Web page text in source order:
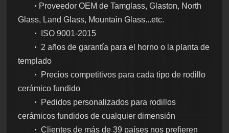
· Proveedor OEM de Tamglass, Glaston, North
Glass, Land Glass, Mountain Glass...etc.
·
ISO 9001-2015
· 2 años de garantía para el horno o la planta de
templado
· Precios competitivos para cada tipo de rodillo
cerámico fundido
· Pedidos personalizados para rodillos
cerámicos fundidos de cualquier dimensión
· Clientes de más de 39 países nos prefieren